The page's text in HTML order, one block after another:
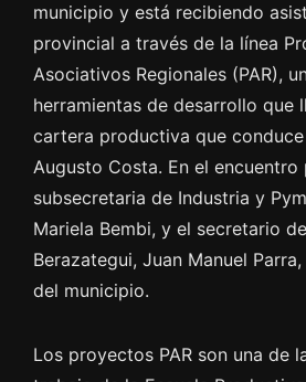
municipio y está recibiendo
provincial a través de la línea
Asociativos Regionales (PAR),
herramientas de desarrollo que
cartera productiva que
Augusto Costa. En el
subsecretaria de Industria y
Mariela Bembi, y el secretario
Berazategui, Juan Manuel
del municipio.
Los proyectos PAR son una de